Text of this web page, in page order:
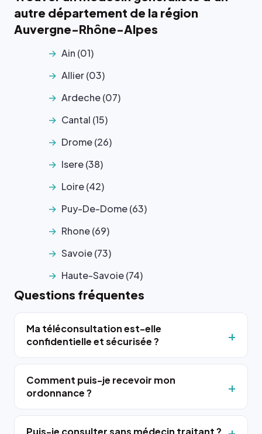
autre département de la région
Auvergne-Rhône-Alpes
Ain (01)
Allier (03)
Ardeche (07)
Cantal (15)
Drome (26)
Isere (38)
Loire (42)
Puy-De-Dome (63)
Rhone (69)
Savoie (73)
Haute-Savoie (74)
Questions fréquentes
Ma téléconsultation est-elle
confidentielle et sécurisée ?
Comment puis-je recevoir mon
ordonnance ?
Puis-je consulter sans médecin traitant ?